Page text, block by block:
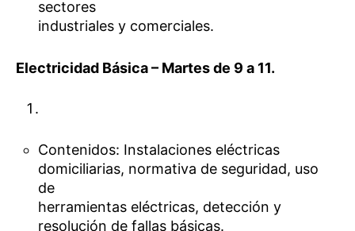
sectores
industriales y comerciales.
Electricidad Básica – Martes de 9 a 11.
Contenidos: Instalaciones eléctricas
domiciliarias, normativa de seguridad, uso
de
herramientas eléctricas, detección y
resolución de fallas básicas.